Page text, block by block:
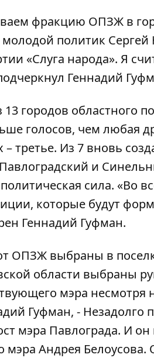
фракцию ОПЗЖ в
политик
«Слуга народа». Я
Геннадий
13 городов
голосов, чем любая
– третье. Из 7 вновь
и
сила. «Во
которые будут
Геннадий Гуфман.
ОПЗЖ выбраны в
области выбраны
мэра несмотря
Гуфман, -
мэра Павлограда. И
мэра Андрея